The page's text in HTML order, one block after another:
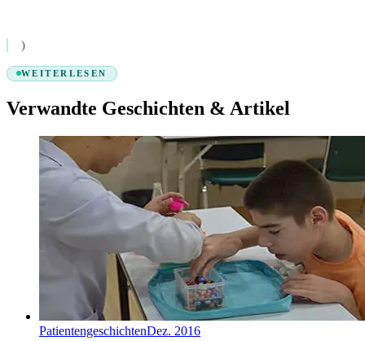
)
WEITERLESEN
Verwandte Geschichten & Artikel
PatientengeschichtenDez. 2016